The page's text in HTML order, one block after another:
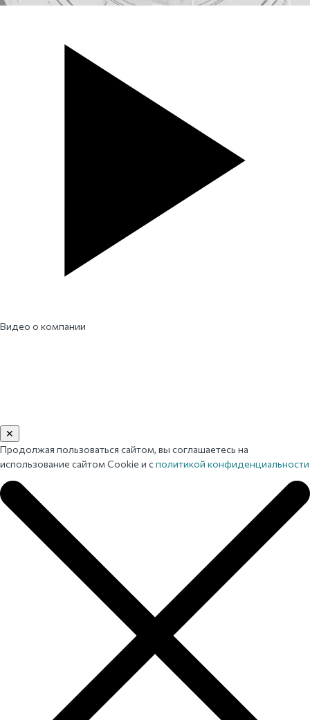
Видео о компании
✕
Продолжая пользоваться сайтом, вы соглашаетесь на
использование сайтом Cookie и сполитикой конфиденциальности